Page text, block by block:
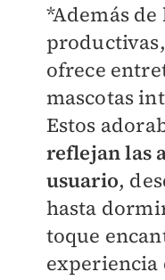
*Además
ofrece
mascotas
Estos
reflejan las
usuario,
hasta
toque
experiencia